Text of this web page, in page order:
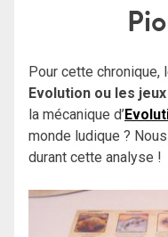
Pour cette
Evolution ou les
la mécanique d’
monde ludique ?
durant cette analyse !